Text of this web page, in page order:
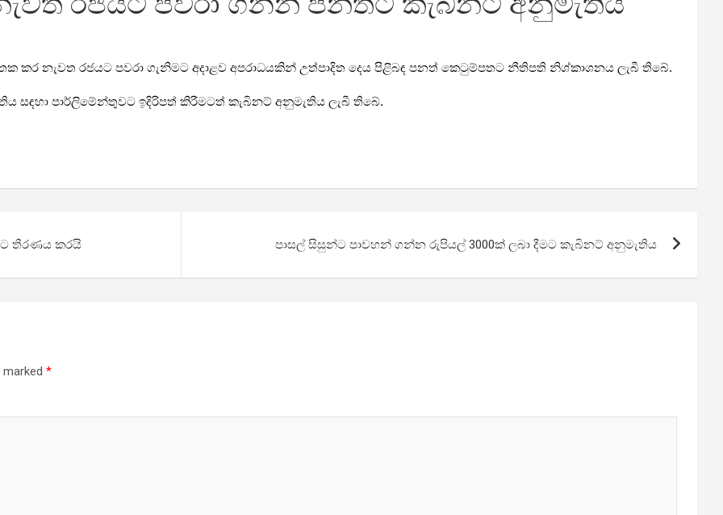
නැවත රජයට පවරා ගැනිමට අදාළව අපරාධයකින් උත්පාදිත දෙය පිළිබඳ පනත් කෙටුම්පතට නීතිපති නිශ්කාශනය ලැබී තිබේ.
සඳහා පාර්ලිමේන්තුවට ඉදිරිපත් කිරීමටත් කැබිනට් අනුමැතිය ලැබී තිබේ.
තීරණය කරයි පාසල් සිසුන්ට පාවහන් ගන්න රුපියල් 3000ක් ලබා දීමට කැබිනට් අනුමැතිය
marked *